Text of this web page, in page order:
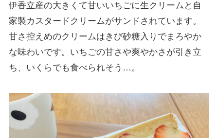
伊香立産の大きくて甘いいちごに生クリームと自
家製カスタードクリームがサンドされています。
甘さ控えめのクリームはきび砂糖入りでまろやか
な味わいです。いちごの甘さや爽やかさが引き立
ち、いくらでも食べられそう…。